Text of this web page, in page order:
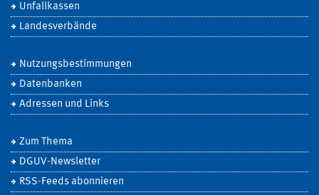
Unfallkassen
Landesverbände
Nutzungsbestimmungen
Datenbanken
Adressen und Links
Zum Thema
DGUV-Newsletter
RSS-Feeds abonnieren